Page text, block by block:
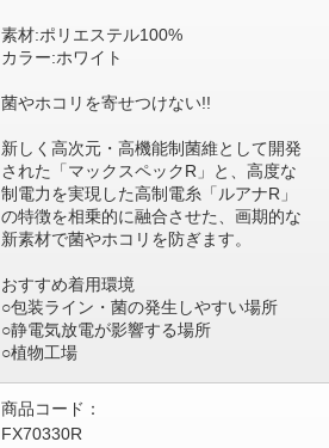
素材:ポリエステル100%
カラー:ホワイト
菌やホコリを寄せつけない!!
新しく高次元・高機能制菌維として開発
された「マックスペックR」と、高度な
制電力を実現した高制電糸「ルアナR」
の特徴を相乗的に融合させた、画期的な
新素材で菌やホコリを防ぎます。
おすすめ着用環境
○包装ライン・菌の発生しやすい場所
○静電気放電が影響する場所
○植物工場
商品コード：
FX70330R